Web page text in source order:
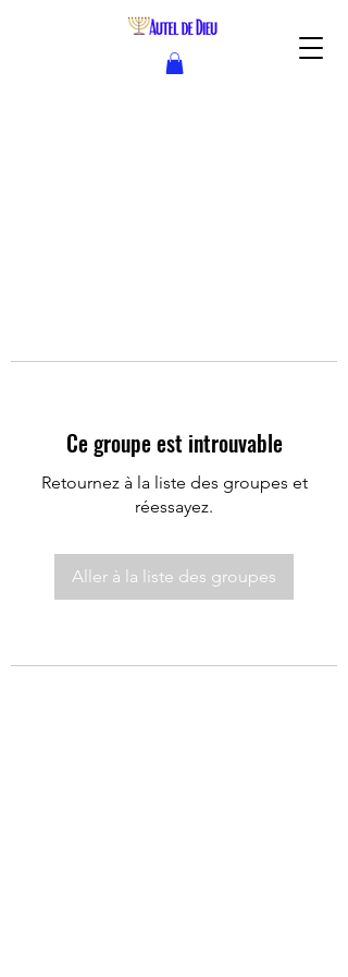
Ce groupe est introuvable
Retournez à la liste des groupes et
réessayez.
Aller à la liste des groupes